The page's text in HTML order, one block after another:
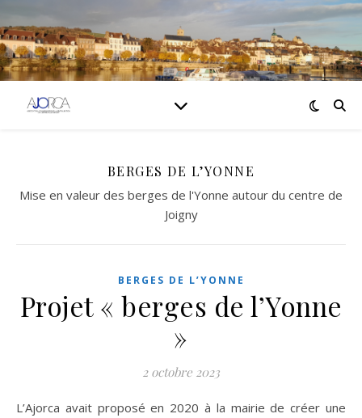
BERGES DE L’YONNE
Mise en valeur des berges de l'Yonne autour du centre de
Joigny
BERGES DE L’YONNE
Projet « berges de l’Yonne
»
2 octobre 2023
L’Ajorca avait proposé en 2020 à la mairie de créer une